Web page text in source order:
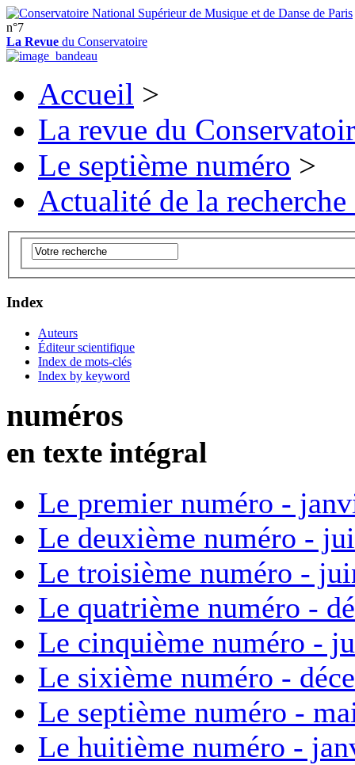
n°7
La Revue du Conservatoire
Accueil >
La revue du
Le septième numéro >
Actualité de la
Index
Auteurs
Éditeur scientifique
Index de mots-clés
Index by keyword
numéros
en texte intégral
Le premier numéro -
Le deuxième numéro -
Le troisième numéro -
Le quatrième numéro -
Le cinquième numéro -
Le sixième numéro -
Le septième numéro -
Le huitième numéro -